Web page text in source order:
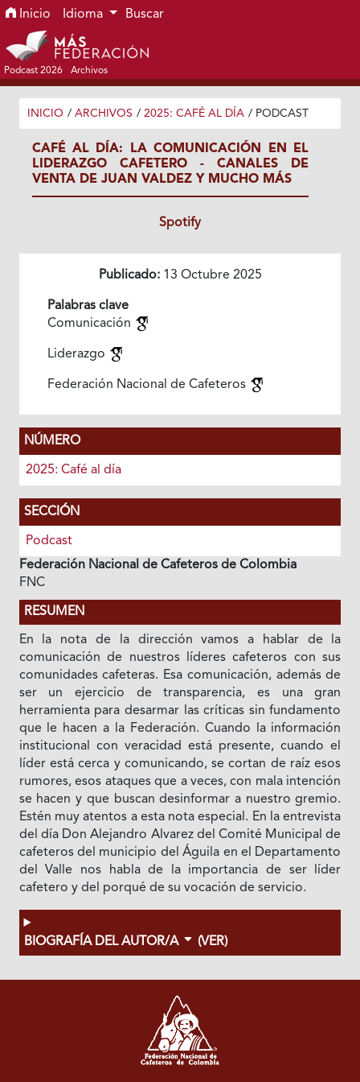
Ir al menú de navegación principal
Ir al contenido principal
Ir al pie de página del sitio
Inicio Idioma Buscar
Podcast 2026 Archivos
INICIO / ARCHIVOS / 2025: CAFÉ AL DÍA / PODCAST
CAFÉ AL DÍA: LA COMUNICACIÓN EN EL
LIDERAZGO CAFETERO - CANALES DE
VENTA DE JUAN VALDEZ Y MUCHO MÁS
Spotify
Publicado:13 Octubre 2025
Palabras clave
Comunicación
Liderazgo
Federación Nacional de Cafeteros
NÚMERO
2025: Café al día
SECCIÓN
Podcast
Federación Nacional de Cafeteros de Colombia
FNC
RESUMEN
En la nota de la dirección vamos a hablar de la
comunicación de nuestros líderes cafeteros con sus
comunidades cafeteras. Esa comunicación, además de
ser un ejercicio de transparencia, es una gran
herramienta para desarmar las críticas sin fundamento
que le hacen a la Federación. Cuando la información
institucional con veracidad está presente, cuando el
líder está cerca y comunicando, se cortan de raíz esos
rumores, esos ataques que a veces, con mala intención
se hacen y que buscan desinformar a nuestro gremio.
Estén muy atentos a esta nota especial. En la entrevista
del día Don Alejandro Alvarez del Comité Municipal de
cafeteros del municipio del Águila en el Departamento
del Valle nos habla de la importancia de ser líder
cafetero y del porqué de su vocación de servicio.
BIOGRAFÍA DEL AUTOR/A (VER)